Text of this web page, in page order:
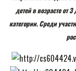
детей в возрасте от
категории. Среди